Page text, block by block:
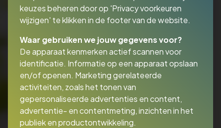
keuzes beheren door op 'Privacy voorkeuren
wijzigen' te klikken in de footer van de website.
Waar gebruiken we jouw gegevens voor?
De apparaat kenmerken actief scannen voor
identificatie. Informatie op een apparaat opslaan
en/of openen. Marketing gerelateerde
activiteiten, zoals het tonen van
gepersonaliseerde advertenties en content,
advertentie- en contentmeting, inzichten in het
publiek en productontwikkeling.